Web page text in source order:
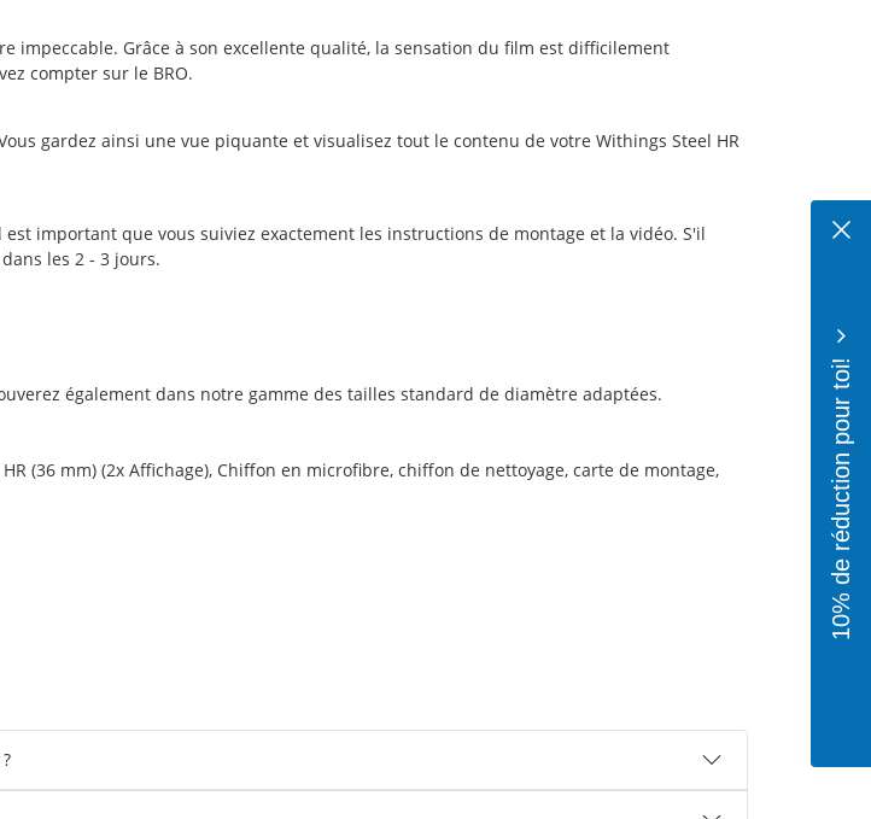
Grâce à son excellente qualité, la sensation du film est difficilement
compter sur le BRO.
gardez ainsi une vue piquante et visualisez tout le contenu de votre Withings Steel HR
important que vous suiviez exactement les instructions de montage et la vidéo. S'il
les 2 - 3 jours.
également dans notre gamme des tailles standard de diamètre adaptées.
(36 mm) (2x Affichage), Chiffon en microfibre, chiffon de nettoyage, carte de montage,
10% de réduction pour toi!